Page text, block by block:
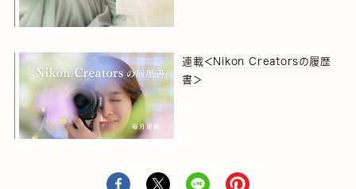
連載＜Nikon Creatorsの履歴
書＞